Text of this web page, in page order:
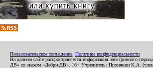
Пользовательское соглашение Политика конфиденциальности
На данном сайте распространяется информация электронного
ДВ» со знаком «Дебри-ДВ». 16+ Учредитель: Пронякин К.А.